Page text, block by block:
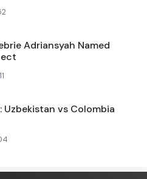
Adriansyah Named
Uzbekistan vs Colombia